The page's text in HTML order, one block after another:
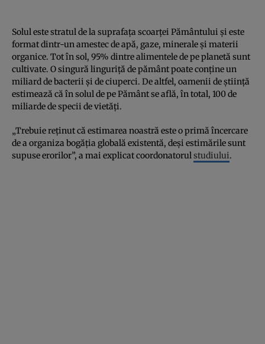
Solul este stratul de la suprafața scoarței Pământului și este
format dintr-un amestec de apă, gaze, minerale și materii
organice. Tot în sol, 95% dintre alimentele de pe planetă sunt
cultivate. O singură linguriță de pământ poate conține un
miliard de bacterii și de ciuperci. De altfel, oamenii de știință
estimează că în solul de pe Pământ se află, în total, 100 de
miliarde de specii de vietăți.
„Trebuie reținut că estimarea noastră este o primă încercare
de a organiza bogăția globală existentă, deși estimările sunt
supuse erorilor”, a mai explicat coordonatorulstudiului.